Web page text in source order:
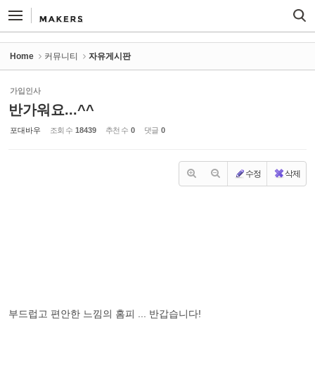
Home 커뮤니티 자유게시판
가입인사
반가워요...^^
포대바우 조회 수 18439 추천 수 0 댓글 0
수정 삭제
부드럽고 편안한 느낌의 홈피 ... 반갑습니다!